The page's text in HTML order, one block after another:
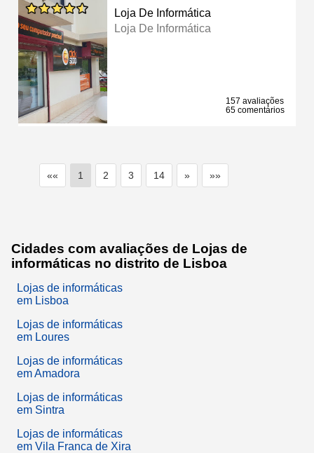
Loja De Informática
Loja De Informática
157 avaliações
65 comentários
«« 1 2 3 14 » »»
Cidades com avaliações de Lojas de
informáticas no distrito de Lisboa
Lojas de informáticas
em Lisboa
Lojas de informáticas
em Loures
Lojas de informáticas
em Amadora
Lojas de informáticas
em Sintra
Lojas de informáticas
em Vila Franca de Xira